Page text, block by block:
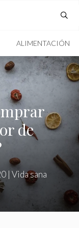
ALIMENTACIÓN
de
| Vida sana